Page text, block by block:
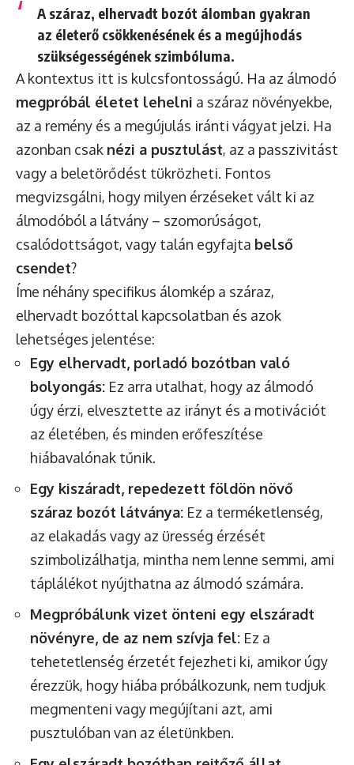
A száraz, elhervadt bozót álomban gyakran
az életerő csökkenésének és a megújhodás
szükségességének szimbóluma.
A kontextus itt is kulcsfontosságú. Ha az álmodó
megpróbál életet lehelni a száraz növényekbe,
az a remény és a megújulás iránti vágyat jelzi. Ha
azonban csak nézi a pusztulást, az a passzivitást
vagy a beletörődést tükrözheti. Fontos
megvizsgálni, hogy milyen érzéseket vált ki az
álmodóból a látvány – szomorúságot,
csalódottságot, vagy talán egyfajta belső
csendet?
Íme néhány specifikus álomkép a száraz,
elhervadt bozóttal kapcsolatban és azok
lehetséges jelentése:
Egy elhervadt, porladó bozótban való
bolyongás: Ez arra utalhat, hogy az álmodó
úgy érzi, elvesztette az irányt és a motivációt
az életében, és minden erőfeszítése
hiábavalónak tűnik.
Egy kiszáradt, repedezett földön növő
száraz bozót látványa: Ez a terméketlenség,
az elakadás vagy az üresség érzését
szimbolizálhatja, mintha nem lenne semmi, ami
táplálékot nyújthatna az álmodó számára.
Megpróbálunk vizet önteni egy elszáradt
növényre, de az nem szívja fel: Ez a
tehetetlenség érzetét fejezheti ki, amikor úgy
érezzük, hogy hiába próbálkozunk, nem tudjuk
megmenteni vagy megújítani azt, ami
pusztulóban van az életünkben.